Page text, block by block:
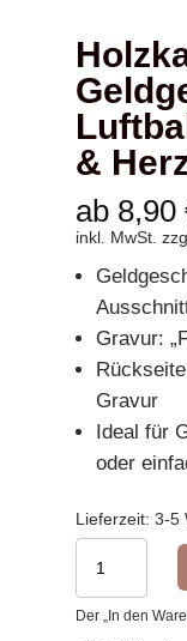
&
ab 8,90
inkl. MwSt.
Gravur:
Gravur
Ideal für
oder
Lieferzeit: 3-5
„Für
Dich“
Der „In den